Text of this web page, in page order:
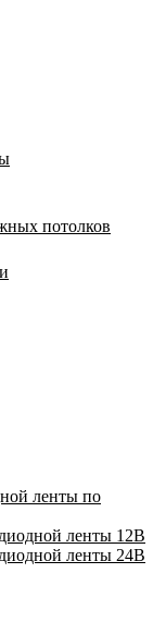
потолков
ленты по
ленты 12В
ленты 24В